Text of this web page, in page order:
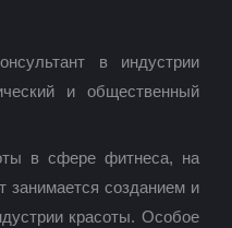
в индустрии
и общественный
в сфере фитнеса, на
занимается созданием и
красоты. Особое